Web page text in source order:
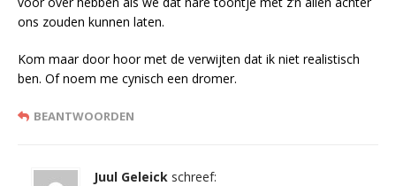
ons zouden kunnen laten.
Kom maar door hoor met de verwijten dat ik niet realistisch
ben. Of noem me cynisch een dromer.
BEANTWOORDEN
Juul Geleick schreef: